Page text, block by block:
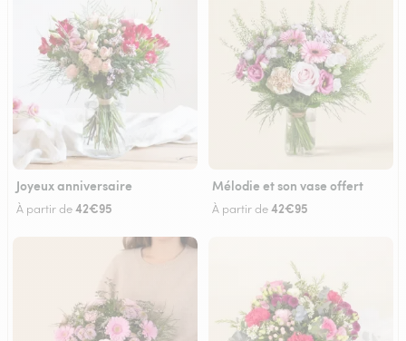
Joyeux anniversaire
À partir de42€95
Mélodie et son vase offert
À partir de42€95